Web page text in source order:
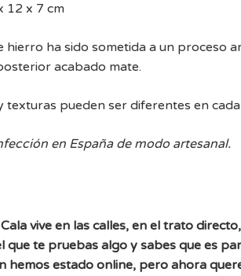
12 x 7 cm
hierro ha sido sometida a un proceso
acabado mate.
texturas pueden ser diferentes en cada
en España de modo artesanal.
vive en las calles, en el trato
que te pruebas algo y sabes que es
hemos estado online, pero ahora